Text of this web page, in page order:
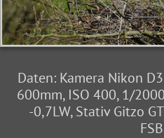
Daten: Kamera Nikon
600mm, ISO 400, 1/
-0,7LW, Stativ Gitzo